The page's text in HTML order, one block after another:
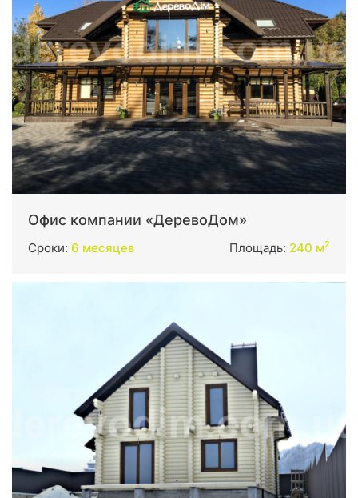
Офис компании «ДеревоДом»
Сроки: 6 месяцев Площадь: 240 м2